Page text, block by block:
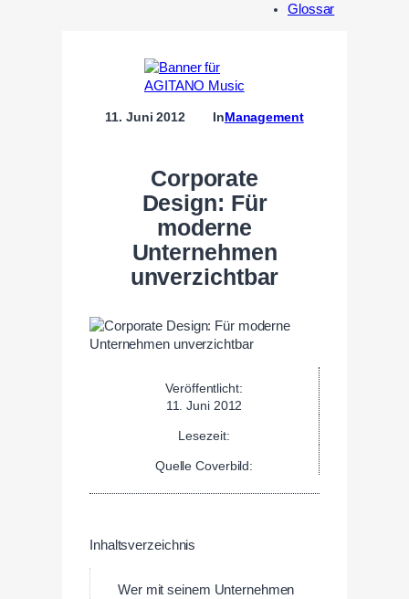
Glossar
11. Juni 2012 InManagement
Corporate
Design: Für
moderne
Unternehmen
unverzichtbar
Veröffentlicht:
11. Juni 2012
Lesezeit:
Quelle Coverbild:
Inhaltsverzeichnis
Wer mit seinem Unternehmen